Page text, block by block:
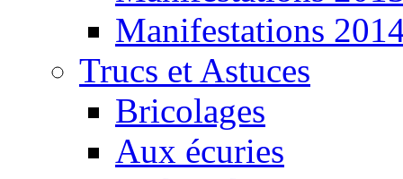
Manifestations
Trucs et Astuces
Bricolages
Aux écuries